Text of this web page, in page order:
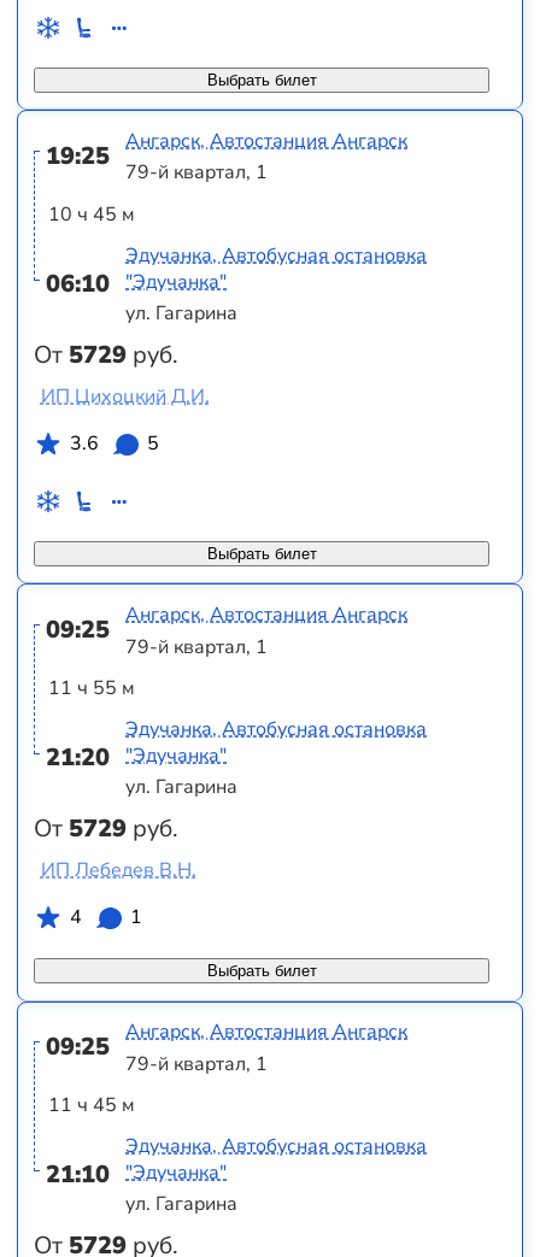
Выбрать билет
19:25
10 ч 45 м
06:10
От 5729 руб.
Ангарск, Автостанция Ангарск
79-й квартал, 1
Эдучанка, Автобусная остановка
"Эдучанка"
ул. Гагарина
Выбрать билет
ИП Цихоцкий Д.И.
3.6
5
09:25
11 ч 55 м
21:20
От 5729 руб.
Ангарск, Автостанция Ангарск
79-й квартал, 1
Эдучанка, Автобусная остановка
"Эдучанка"
ул. Гагарина
Выбрать билет
ИП Лебедев В.Н.
4
1
09:25
11 ч 45 м
21:10
От 5729 руб.
Ангарск, Автостанция Ангарск
79-й квартал, 1
Эдучанка, Автобусная остановка
"Эдучанка"
ул. Гагарина